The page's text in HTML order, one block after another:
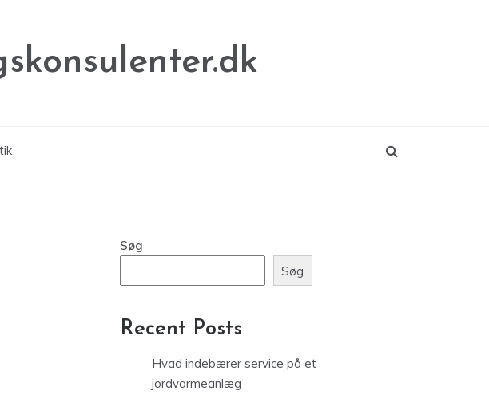
Søg
Søg
Recent Posts
Hvad indebærer service på et
jordvarmeanlæg